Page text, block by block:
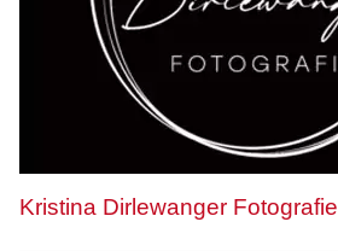
Kristina Dirlewanger Fotografie